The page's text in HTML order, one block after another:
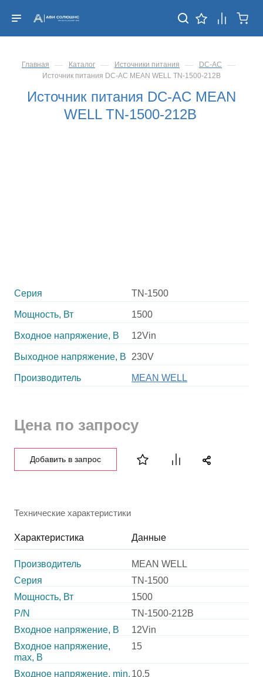
Главная — Каталог — Источники питания — DC-AC —
Источник питания DC-AC MEAN WELL TN-1500-212B
Источник питания DC-AC MEAN
WELL TN-1500-212B
Серия TN-1500
Мощность, Вт 1500
Входное напряжение, В 12Vin
Выходное напряжение, В 230V
Производитель MEAN WELL
Цена по запросу
Добавить в запрос
Технические характеристики
Характеристика Данные
Производитель
MEAN WELL
Серия
TN-1500
Мощность, Вт
1500
P/N
TN-1500-212B
Входное напряжение, В
12Vin
Входное напряжение,
max, В
15
Входное напряжение, min, 10.5